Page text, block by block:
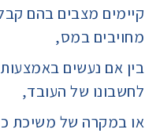
קיימים מצבים בהם
מחויבים במס,
בין אם נעשים
לחשבונו של העובד,
או במקרה של משיכת